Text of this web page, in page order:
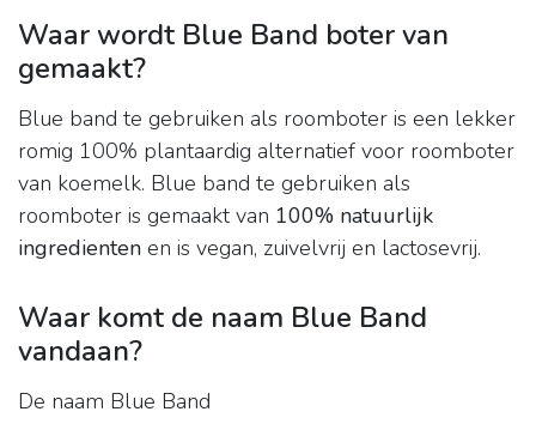
Waar wordt Blue Band boter van
gemaakt?
Blue band te gebruiken als roomboter is een lekker
romig 100% plantaardig alternatief voor roomboter
van koemelk. Blue band te gebruiken als
roomboter is gemaakt van 100% natuurlijk
ingredienten en is vegan, zuivelvrij en lactosevrij.
Waar komt de naam Blue Band
vandaan?
De naam Blue Band